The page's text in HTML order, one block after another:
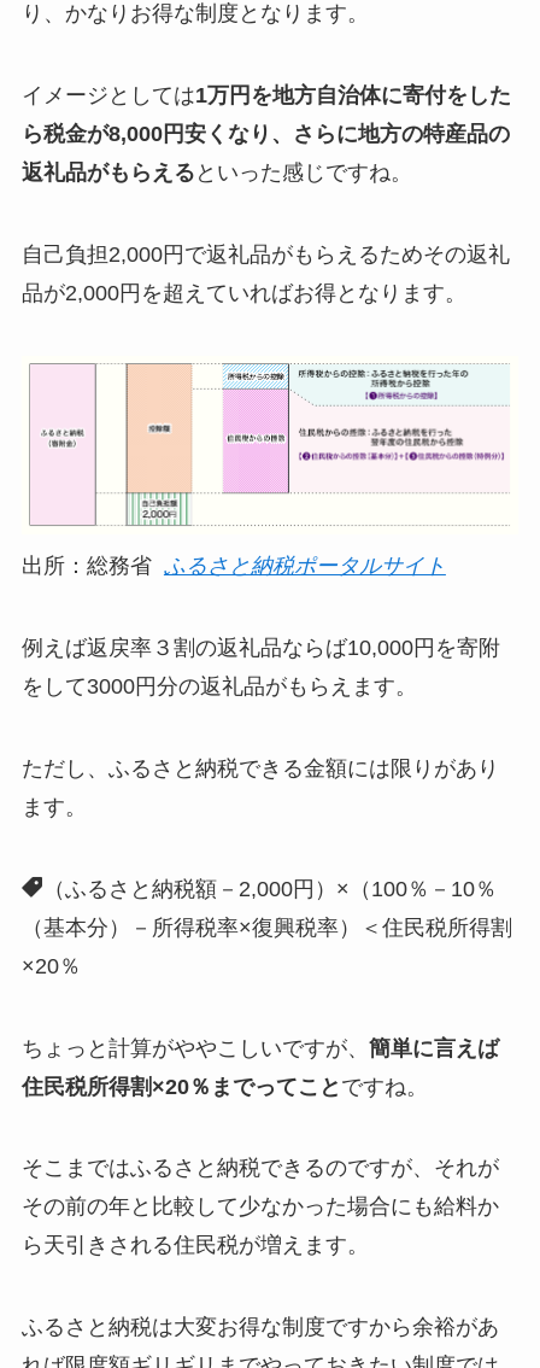
り、かなりお得な制度となります。
イメージとしては1万円を地方自治体に寄付をした
ら税金が8,000円安くなり、さらに地方の特産品の
返礼品がもらえる といった感じですね。
自己負担2,000円で返礼品がもらえるためその返礼
品が2,000円を超えていればお得となります。
出所：総務省 ふるさと納税ポータルサイト
例えば返戻率３割の返礼品ならば10,000円を寄附
をして3000円分の返礼品がもらえます。
ただし、ふるさと納税できる金額には限りがあり
ます。
（ふるさと納税額－2,000円）×（100％－10％
（基本分）－所得税率×復興税率）＜住民税所得割
×20％
ちょっと計算がややこしいですが、 簡単に言えば
住民税所得割×20％までってこと ですね。
そこまではふるさと納税できるのですが、それが
その前の年と比較して少なかった場合にも給料か
ら天引きされる住民税が増えます。
ふるさと納税は大変お得な制度ですから余裕があ